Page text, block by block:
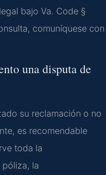
bajo Va. Code §
comuníquese con
una disputa de
su reclamación o no
es recomendable
toda la
la